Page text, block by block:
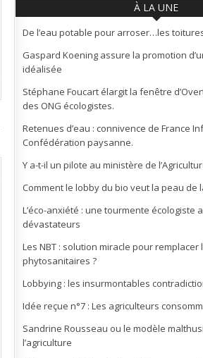
À LA UNE
De l’eau potable pour arroser…les
Gaspard Koening assure la promotion
idéalisée
Stéphane Foucart élargit la fenêtre
des ONG écologistes.
Retenues d’eau : connivence de France
Confédération paysanne.
Y a-t-il un pilote au ministère de
Comment le lobby du bio veut la peau de
L’éco-anxiété : une tourmente écologiste
dévastateurs
Les NBT : solution miracle pour remplacer
phytosanitaires ?
Lobbying : les insurmontables
Idée reçue n°7 : Les agriculteurs
Sandrine Rousseau ou le modèle
l’agriculture